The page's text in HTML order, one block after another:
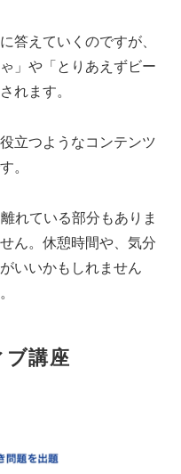
答えていくのですが、
」や「とりあえずビー
れます。
立つようなコンテンツ
。
れている部分もありま
ん。休憩時間や、気分
いいかもしれません
講座